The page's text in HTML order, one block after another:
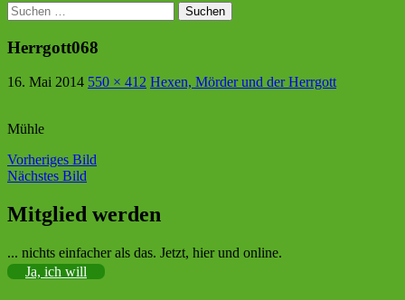
Suchen
nach:
Herrgott068
16. Mai 2014 550 × 412 Hexen, Mörder und der Herrgott
Mühle
Vorheriges Bild
Nächstes Bild
Sektion im Deutschen Alpenverein (DAV)
Mitglied werden
... nichts einfacher als das. Jetzt, hier und online.
Ja, ich will